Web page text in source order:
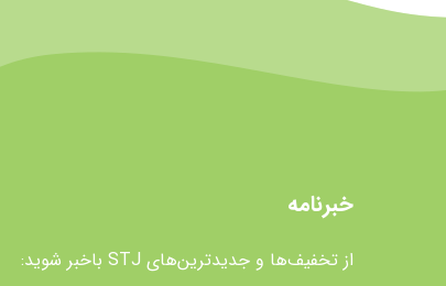
خبرنامه
از تخفیف‌ها و جدیدترین‌های STJ باخبر شوید: